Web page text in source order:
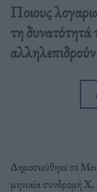
Ποιους
τη δυνατότητά
Δημοσιεύθηκε σε
μηνιαία συνδρομή X,